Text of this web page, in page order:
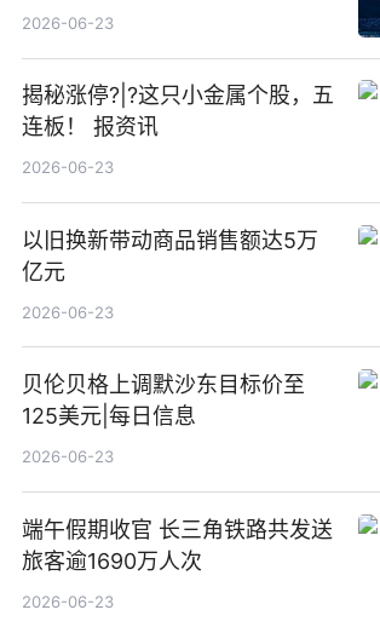
23点
2026-06-23
揭秘涨停?|?这只小金属个股，五
连板！ 报资讯
2026-06-23
以旧换新带动商品销售额达5万
亿元
2026-06-23
贝伦贝格上调默沙东目标价至
125美元|每日信息
2026-06-23
端午假期收官 长三角铁路共发送
旅客逾1690万人次
2026-06-23